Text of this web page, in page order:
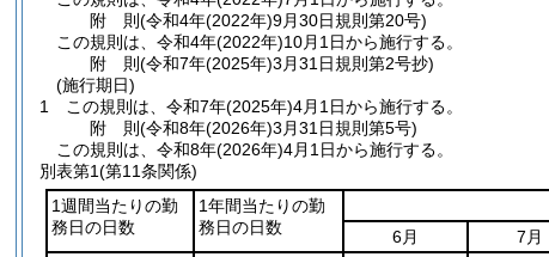
附 則(令和4年(2022年)9月30日規則第20号)
この規則は、令和4年(2022年)10月1日から施行する。
附 則(令和7年(2025年)3月31日規則第2号抄)
(施行期日)
1
この規則は、令和7年(2025年)4月1日から施行する。
附 則(令和8年(2026年)3月31日規則第5号)
この規則は、令和8年(2026年)4月1日から施行する。
別表第1(第11条関係)
1週間当たりの勤
務日の日数
1年間当たりの勤
務日の日数
6月
7月